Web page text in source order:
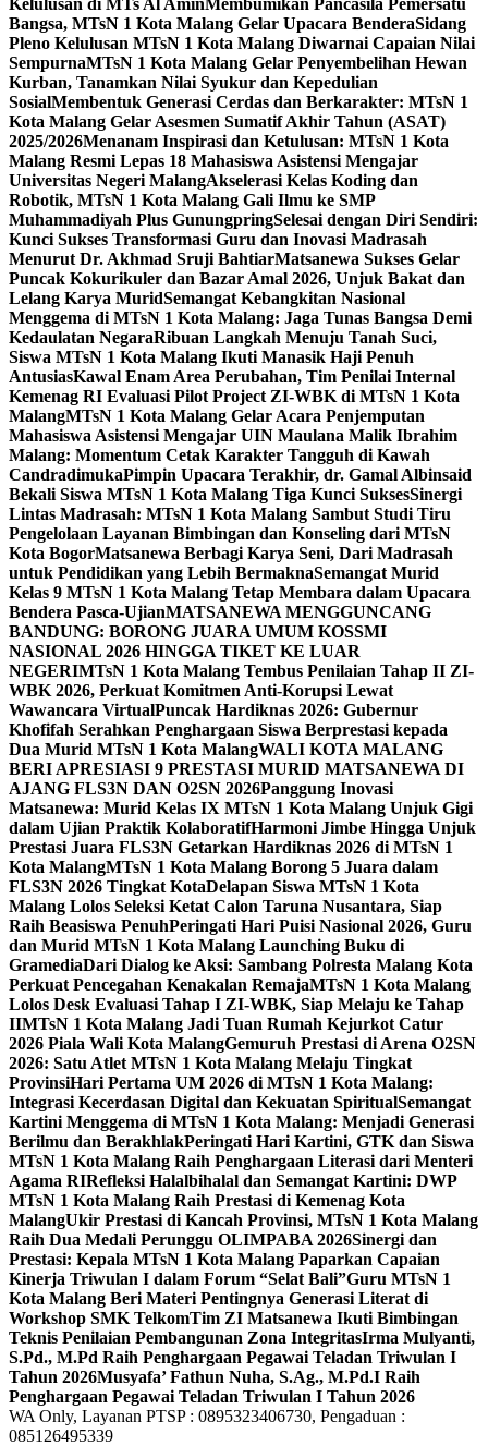
Kelulusan di MTs Al Amin Membumikan Pancasila Pemersatu
Bangsa, MTsN 1 Kota Malang Gelar Upacara BenderaSidang
Pleno Kelulusan MTsN 1 Kota Malang Diwarnai Capaian Nilai
SempurnaMTsN 1 Kota Malang Gelar Penyembelihan Hewan
Kurban, Tanamkan Nilai Syukur dan Kepedulian
SosialMembentuk Generasi Cerdas dan Berkarakter: MTsN 1
Kota Malang Gelar Asesmen Sumatif Akhir Tahun (ASAT)
2025/2026Menanam Inspirasi dan Ketulusan: MTsN 1 Kota
Malang Resmi Lepas 18 Mahasiswa Asistensi Mengajar
Universitas Negeri MalangAkselerasi Kelas Koding dan
Robotik, MTsN 1 Kota Malang Gali Ilmu ke SMP
Muhammadiyah Plus GunungpringSelesai dengan Diri Sendiri:
Kunci Sukses Transformasi Guru dan Inovasi Madrasah
Menurut Dr. Akhmad Sruji BahtiarMatsanewa Sukses Gelar
Puncak Kokurikuler dan Bazar Amal 2026, Unjuk Bakat dan
Lelang Karya MuridSemangat Kebangkitan Nasional
Menggema di MTsN 1 Kota Malang: Jaga Tunas Bangsa Demi
Kedaulatan NegaraRibuan Langkah Menuju Tanah Suci,
Siswa MTsN 1 Kota Malang Ikuti Manasik Haji Penuh
AntusiasKawal Enam Area Perubahan, Tim Penilai Internal
Kemenag RI Evaluasi Pilot Project ZI-WBK di MTsN 1 Kota
MalangMTsN 1 Kota Malang Gelar Acara Penjemputan
Mahasiswa Asistensi Mengajar UIN Maulana Malik Ibrahim
Malang: Momentum Cetak Karakter Tangguh di Kawah
CandradimukaPimpin Upacara Terakhir, dr. Gamal Albinsaid
Bekali Siswa MTsN 1 Kota Malang Tiga Kunci SuksesSinergi
Lintas Madrasah: MTsN 1 Kota Malang Sambut Studi Tiru
Pengelolaan Layanan Bimbingan dan Konseling dari MTsN
Kota BogorMatsanewa Berbagi Karya Seni, Dari Madrasah
untuk Pendidikan yang Lebih BermaknaSemangat Murid
Kelas 9 MTsN 1 Kota Malang Tetap Membara dalam Upacara
Bendera Pasca-UjianMATSANEWA MENGGUNCANG
BANDUNG: BORONG JUARA UMUM KOSSMI
NASIONAL 2026 HINGGA TIKET KE LUAR
NEGERIMTsN 1 Kota Malang Tembus Penilaian Tahap II ZI-
WBK 2026, Perkuat Komitmen Anti-Korupsi Lewat
Wawancara VirtualPuncak Hardiknas 2026: Gubernur
Khofifah Serahkan Penghargaan Siswa Berprestasi kepada
Dua Murid MTsN 1 Kota MalangWALI KOTA MALANG
BERI APRESIASI 9 PRESTASI MURID MATSANEWA DI
AJANG FLS3N DAN O2SN 2026Panggung Inovasi
Matsanewa: Murid Kelas IX MTsN 1 Kota Malang Unjuk Gigi
dalam Ujian Praktik KolaboratifHarmoni Jimbe Hingga Unjuk
Prestasi Juara FLS3N Getarkan Hardiknas 2026 di MTsN 1
Kota MalangMTsN 1 Kota Malang Borong 5 Juara dalam
FLS3N 2026 Tingkat KotaDelapan Siswa MTsN 1 Kota
Malang Lolos Seleksi Ketat Calon Taruna Nusantara, Siap
Raih Beasiswa PenuhPeringati Hari Puisi Nasional 2026, Guru
dan Murid MTsN 1 Kota Malang Launching Buku di
GramediaDari Dialog ke Aksi: Sambang Polresta Malang Kota
Perkuat Pencegahan Kenakalan RemajaMTsN 1 Kota Malang
Lolos Desk Evaluasi Tahap I ZI-WBK, Siap Melaju ke Tahap
IIMTsN 1 Kota Malang Jadi Tuan Rumah Kejurkot Catur
2026 Piala Wali Kota MalangGemuruh Prestasi di Arena O2SN
2026: Satu Atlet MTsN 1 Kota Malang Melaju Tingkat
ProvinsiHari Pertama UM 2026 di MTsN 1 Kota Malang:
Integrasi Kecerdasan Digital dan Kekuatan SpiritualSemangat
Kartini Menggema di MTsN 1 Kota Malang: Menjadi Generasi
Berilmu dan BerakhlakPeringati Hari Kartini, GTK dan Siswa
MTsN 1 Kota Malang Raih Penghargaan Literasi dari Menteri
Agama RIRefleksi Halalbihalal dan Semangat Kartini: DWP
MTsN 1 Kota Malang Raih Prestasi di Kemenag Kota
MalangUkir Prestasi di Kancah Provinsi, MTsN 1 Kota Malang
Raih Dua Medali Perunggu OLIMPABA 2026Sinergi dan
Prestasi: Kepala MTsN 1 Kota Malang Paparkan Capaian
Kinerja Triwulan I dalam Forum “Selat Bali”Guru MTsN 1
Kota Malang Beri Materi Pentingnya Generasi Literat di
Workshop SMK TelkomTim ZI Matsanewa Ikuti Bimbingan
Teknis Penilaian Pembangunan Zona IntegritasIrma Mulyanti,
S.Pd., M.Pd Raih Penghargaan Pegawai Teladan Triwulan I
Tahun 2026Musyafa’ Fathun Nuha, S.Ag., M.Pd.I Raih
Penghargaan Pegawai Teladan Triwulan I Tahun 2026
WA Only, Layanan PTSP : 0895323406730, Pengaduan :
085126495339